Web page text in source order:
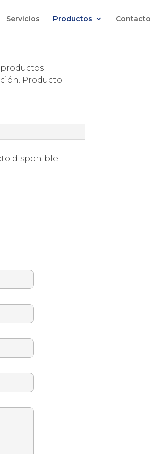
Servicios Productos Contacto
Producto
disponible